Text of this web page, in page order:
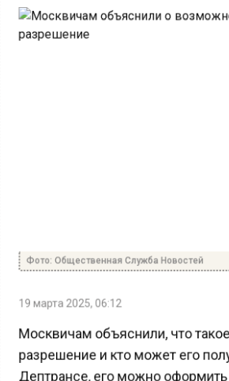
Фото: Общественная Служба Новостей
19 марта 2025, 06:12
Москвичам объяснили, что
разрешение и кто может его
Дептрансе, его можно оформить